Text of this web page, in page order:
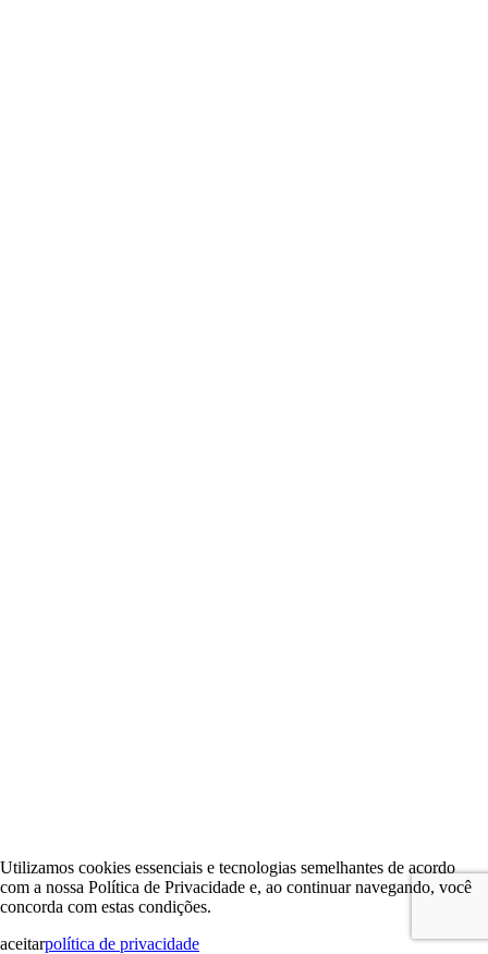
Utilizamos cookies essenciais e tecnologias semelhantes de acordo
com a nossa Política de Privacidade e, ao continuar navegando, você
concorda com estas condições.
aceitarpolítica de privacidade